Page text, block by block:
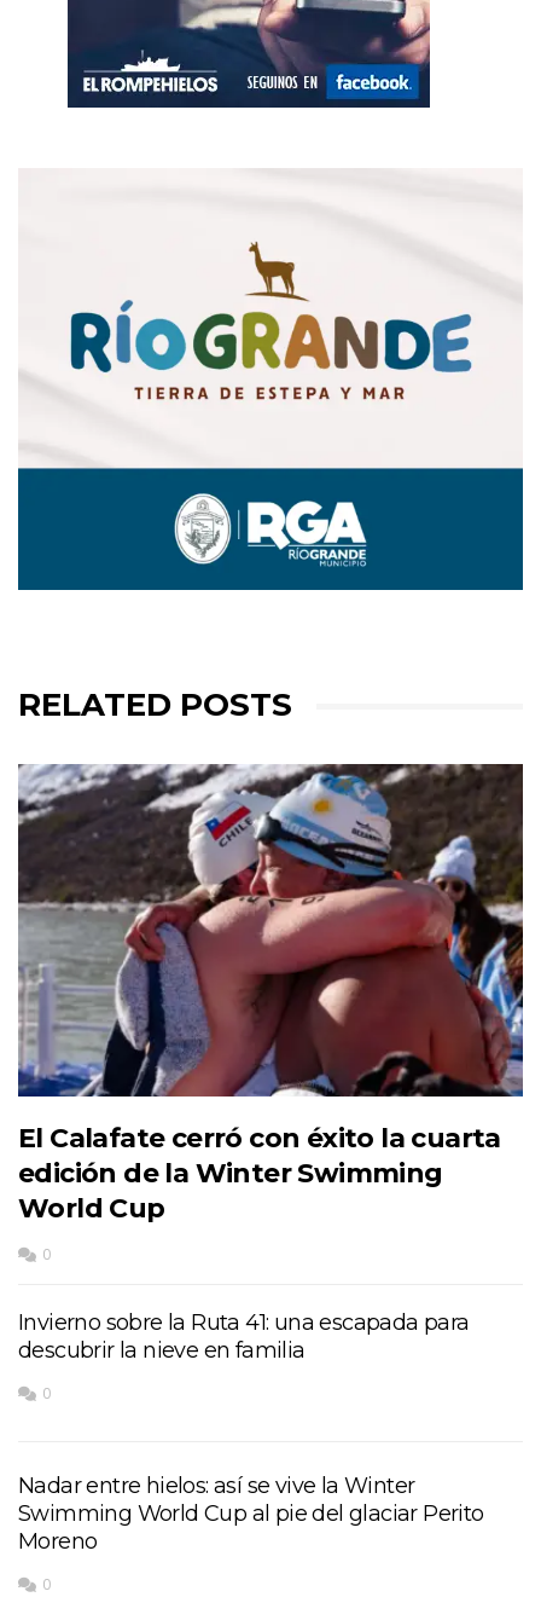
RELATED POSTS
El Calafate cerró con éxito la cuarta
edición de la Winter Swimming
World Cup
0
Invierno sobre la Ruta 41: una escapada para
descubrir la nieve en familia
0
Nadar entre hielos: así se vive la Winter
Swimming World Cup al pie del glaciar Perito
Moreno
0